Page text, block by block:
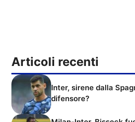
Articoli recenti
Inter, sirene dalla
difensore?